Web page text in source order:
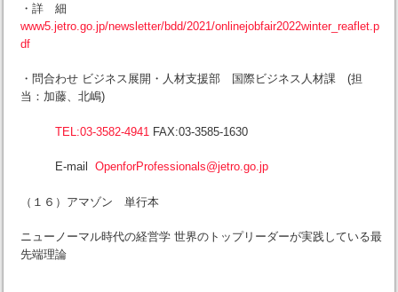
・詳 細
www5.jetro.go.jp/newsletter/bdd/2021/onlinejobfair2022winter_reaflet.p
df
・問合わせ ビジネス展開・人材支援部 国際ビジネス人材課 (担
当：加藤、北嶋)
TEL:03-3582-4941 FAX:03-3585-1630
E-mail OpenforProfessionals@jetro.go.jp
（１６）アマゾン 単行本
ニューノーマル時代の経営学 世界のトップリーダーが実践している最
先端理論